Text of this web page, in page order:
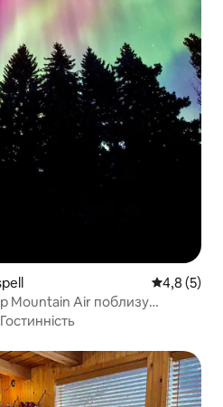
Середня
4,8 (5)
Mountain Air поблизу
Гостинність